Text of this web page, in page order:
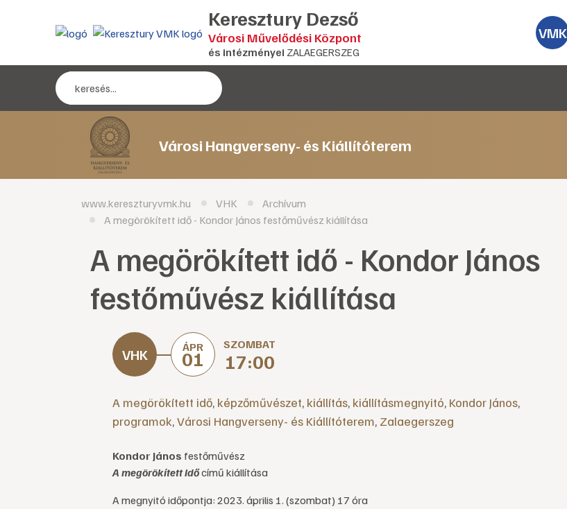
Keresztury Dezső
Városi Művelődési Központ
és intézményei ZALAEGERSZEG
VMK
Városi Hangverseny- és Kiállítóterem
www.kereszturyvmk.hu VHK
Archívum
A megörökített idő - Kondor János festőművész kiállítása
A megörökített idő - Kondor János
festőművész kiállítása
ÁPR
01
SZOMBAT
17:00
A megörökített idő, képzőművészet, kiállítás, kiállításmegnyitó, Kondor János,
programok,Városi Hangverseny- és Kiállítóterem, Zalaegerszeg
Kondor János festőművész
A megörökített időcímű kiállítása
A megnyitó időpontja: 2023. április 1. (szombat) 17 óra